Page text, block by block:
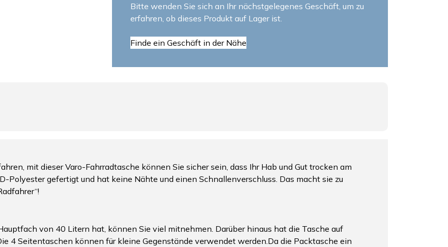
Bitte wenden Sie sich an Ihr nächstgelegenes Geschäft, um zu
erfahren, ob dieses Produkt auf Lager ist.
Finde ein Geschäft in der Nähe
mit dieser Varo-Fahrradtasche können Sie sicher sein, dass Ihr Hab und Gut trocken am
Polyester gefertigt und hat keine Nähte und einen Schnallenverschluss. Das macht sie zu
von 40 Litern hat, können Sie viel mitnehmen. Darüber hinaus hat die Tasche auf
4 Seitentaschen können für kleine Gegenstände verwendet werden.Da die Packtasche ein